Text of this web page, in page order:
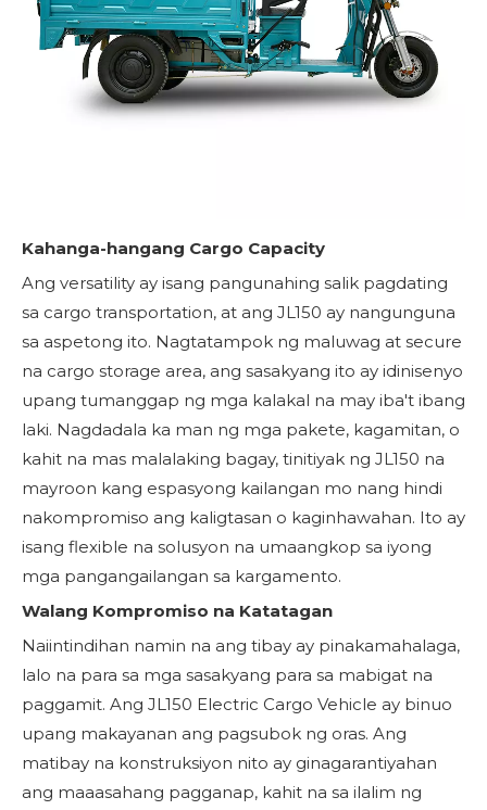
Kahanga-hangang Cargo Capacity
Ang versatility ay isang pangunahing salik pagdating
sa cargo transportation, at ang JL150 ay nangunguna
sa aspetong ito. Nagtatampok ng maluwag at secure
na cargo storage area, ang sasakyang ito ay idinisenyo
upang tumanggap ng mga kalakal na may iba't ibang
laki. Nagdadala ka man ng mga pakete, kagamitan, o
kahit na mas malalaking bagay, tinitiyak ng JL150 na
mayroon kang espasyong kailangan mo nang hindi
nakompromiso ang kaligtasan o kaginhawahan. Ito ay
isang flexible na solusyon na umaangkop sa iyong
mga pangangailangan sa kargamento.
Walang Kompromiso na Katatagan
Naiintindihan namin na ang tibay ay pinakamahalaga,
lalo na para sa mga sasakyang para sa mabigat na
paggamit. Ang JL150 Electric Cargo Vehicle ay binuo
upang makayanan ang pagsubok ng oras. Ang
matibay na konstruksiyon nito ay ginagarantiyahan
ang maaasahang pagganap, kahit na sa ilalim ng